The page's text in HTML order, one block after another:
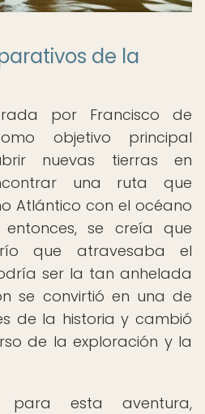
de la
por Francisco de
objetivo principal
nuevas tierras en
una ruta que
Atlántico con el océano
entonces, se creía que
que atravesaba el
ser la tan anhelada
se convirtió en una de
de la historia y cambió
de la exploración y la
para esta aventura,